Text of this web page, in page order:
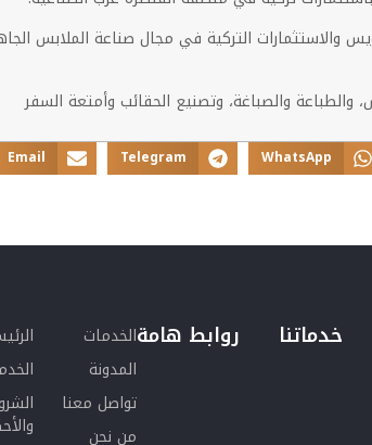
والاستثمارات التركية في مجال صناعة الملابس
والصباغة، وتصنيع الحقائب وأمتعة السفر
WhatsApp
Telegram
Email
خدماتنا روابط هامةالخدمات
المدونة
تواصل معنا
من نحن